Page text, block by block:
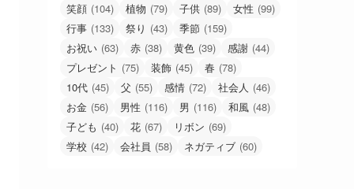
笑顔 (104) 植物 (79) 子供 (89) 女性 (99)
行事 (133) 祭り (43) 季節 (159)
お祝い (63) 赤 (38) 黄色 (39) 感謝 (44)
プレゼント (75) 装飾 (45) 春 (78)
10代 (45) 父 (55) 感情 (72) 社会人 (46)
お金 (56) 男性 (116) 男 (116) 和風 (48)
子ども (40) 花 (67) リボン (69)
学校 (42) 会社員 (58) ネガティブ (60)